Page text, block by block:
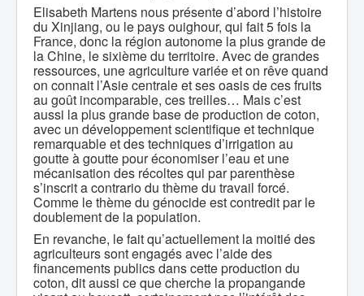
Elisabeth Martens nous présente d’abord l’histoire
du Xinjiang, ou le pays ouighour, qui fait 5 fois la
France, donc la région autonome la plus grande de
la Chine, le sixième du territoire. Avec de grandes
ressources, une agriculture variée et on rêve quand
on connait l’Asie centrale et ses oasis de ces fruits
au goût incomparable, ces treilles… Mais c’est
aussi la plus grande base de production de coton,
avec un développement scientifique et technique
remarquable et des techniques d’irrigation au
goutte à goutte pour économiser l’eau et une
mécanisation des récoltes qui par parenthèse
s’inscrit a contrario du thème du travail forcé.
Comme le thème du génocide est contredit par le
doublement de la population.
En revanche, le fait qu’actuellement la moitié des
agriculteurs sont engagés avec l’aide des
financements publics dans cette production du
coton, dit aussi ce que cherche la propangande